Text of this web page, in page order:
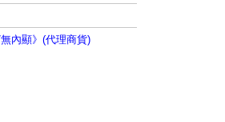
內顯》(代理商貨)